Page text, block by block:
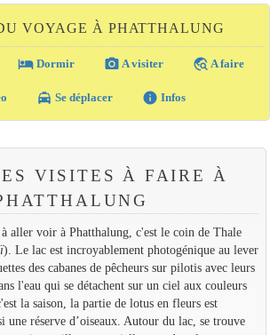
VOYAGE À PHATTHALUNG
local_hotel Dormir photo_camera A visiter travel_explore A faire
local_taxi Se déplacer info Infos
VISITES À FAIRE À
aller voir à Phatthalung, c'est le coin de Thale
). Le lac est incroyablement photogénique au lever
des cabanes de pêcheurs sur pilotis avec leurs
l'eau qui se détachent sur un ciel aux couleurs
la saison, la partie de lotus en fleurs est
une réserve d’oiseaux. Autour du lac, se trouve